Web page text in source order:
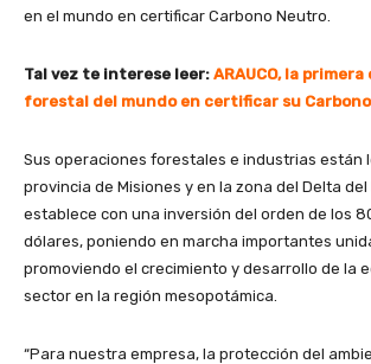
en el mundo en certificar Carbono Neutro.
Tal vez te interese leer: ARAUCO, la
forestal del mundo en certificar su
Sus operaciones forestales e industrias están
provincia de Misiones y en la zona del Delta
establece con una inversión del orden de los
dólares, poniendo en marcha importantes
promoviendo el crecimiento y desarrollo de la
sector en la región mesopotámica.
“Para nuestra empresa, la protección del